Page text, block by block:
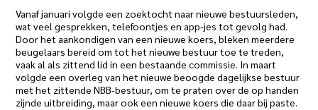
Vanaf januari volgde een zoektocht naar nieuwe bestuursleden,
wat veel gesprekken, telefoontjes en app-jes tot gevolg had.
Door het aankondigen van een nieuwe koers, bleken meerdere
beugelaars bereid om tot het nieuwe bestuur toe te treden,
vaak al als zittend lid in een bestaande commissie. In maart
volgde een overleg van het nieuwe beoogde dagelijkse bestuur
met het zittende NBB-bestuur, om te praten over de op handen
zijnde uitbreiding, maar ook een nieuwe koers die daar bij paste.